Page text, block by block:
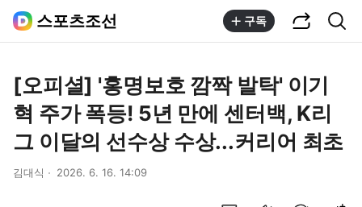
스포츠조선 구독
[오피셜] '홍명보호 깜짝 발탁' 이기
혁 주가 폭등! 5년 만에 센터백, K리
그 이달의 선수상 수상...커리어 최초
김대식 2026. 6. 16. 14:09